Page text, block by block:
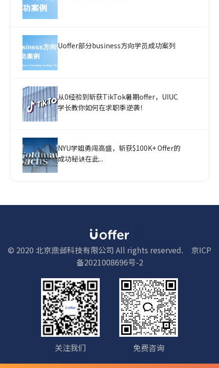
Uoffer部分business方向学员成功案列
从0经验到斩获TikTok暑期offer，UIUC
学长教你如何在求职季逆袭！
NYU学姐勇闯高盛，斩获$100K+ Offer的
成功秘诀在此...
© 2020 北京鼎邺科技有限公司 All rights reserved.
京ICP
备2021008696号-2
关注我们 免费咨询